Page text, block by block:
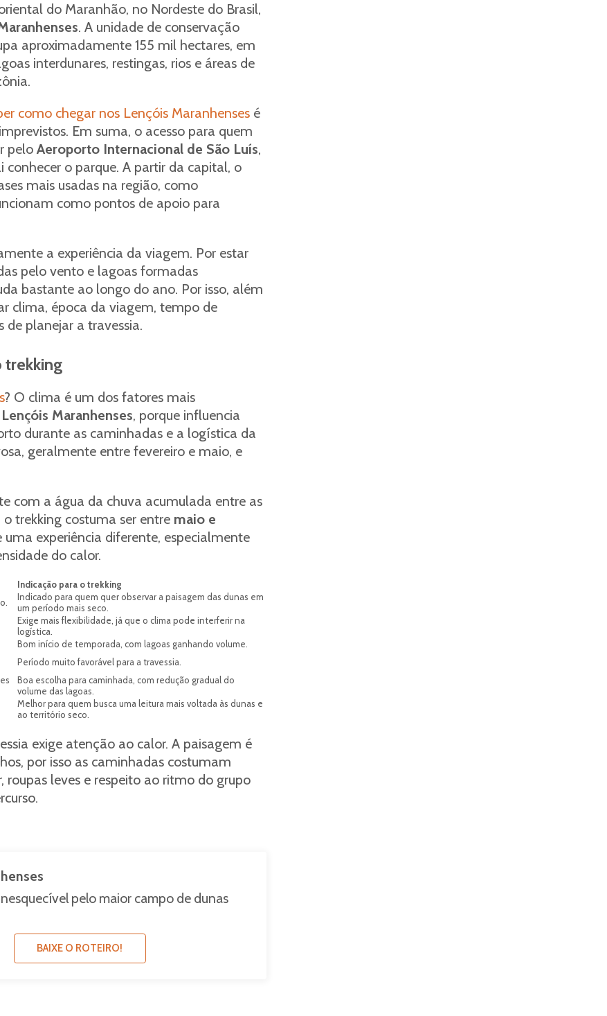
do Maranhão, no Nordeste do Brasil,
. A unidade de conservação
aproximadamente 155 mil hectares, em
interdunares, restingas, rios e áreas de
como chegar nos Lençóis Maranhensesé
Em suma, o acesso para quem
pelo Aeroporto Internacional de São Luís,
o parque. A partir da capital, o
mais usadas na região, como
como pontos de apoio para
a experiência da viagem. Por estar
pelo vento e lagoas formadas
bastante ao longo do ano. Por isso, além
clima, época da viagem, tempo de
planejar a travessia.
trekking
? O clima é um dos fatores mais
Maranhenses, porque influencia
durante as caminhadas e a logística da
geralmente entre fevereiro e maio, e
com a água da chuva acumulada entre as
trekking costuma ser entre maio e
experiência diferente, especialmente
do calor.
Indicação para o trekking
Indicado para quem quer observar a paisagem das dunas em
um período mais seco.
Exige mais flexibilidade, já que o clima pode interferir na
logística.
Bom início de temporada, com lagoas ganhando volume.
Período muito favorável para a travessia.
Boa escolha para caminhada, com redução gradual do
volume das lagoas.
Melhor para quem busca uma leitura mais voltada às dunas e
ao território seco.
exige atenção ao calor. A paisagem é
por isso as caminhadas costumam
leves e respeito ao ritmo do grupo
pelo maior campo de dunas
BAIXE O ROTEIRO!